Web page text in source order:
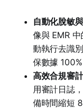
自動化脫敏
像與 EMR
動執行去識
保數據
高效合規審計
用審計日誌
備時間縮短